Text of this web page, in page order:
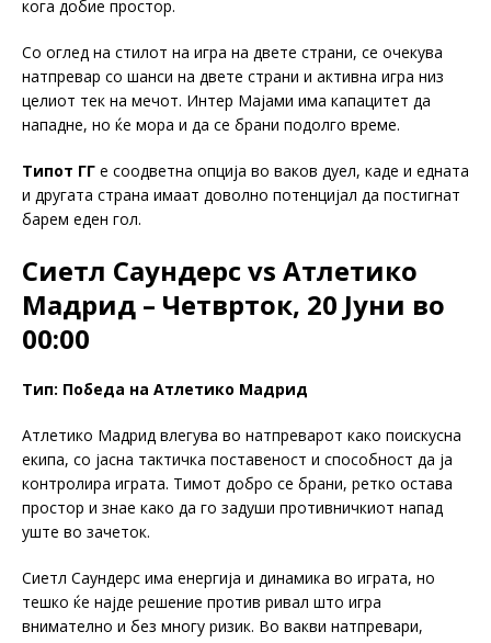
кога добие простор.
Со оглед на стилот на игра на двете страни, се очекува
натпревар со шанси на двете страни и активна игра низ
целиот тек на мечот. Интер Мајами има капацитет да
нападне, но ќе мора и да се брани подолго време.
Типот ГГ е соодветна опција во ваков дуел, каде и едната
и другата страна имаат доволно потенцијал да постигнат
барем еден гол.
Сиетл Саундерс vs Атлетико
Мадрид – Четврток, 20 Јуни во
00:00
Тип: Победа на Атлетико Мадрид
Атлетико Мадрид влегува во натпреварот како поискусна
екипа, со јасна тактичка поставеност и способност да ја
контролира играта. Тимот добро се брани, ретко остава
простор и знае како да го задуши противничкиот напад
уште во зачеток.
Сиетл Саундерс има енергија и динамика во играта, но
тешко ќе најде решение против ривал што игра
внимателно и без многу ризик. Во вакви натпревари,